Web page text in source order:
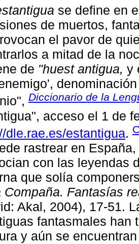
se define en
de muertos,
el pavor de
a mitad de la
de "huest antigua, y
Diccionario de la
acceso el 1 de
dle.rae.es/estantigua.
rastrear en
con las leyendas
que solía
Compaña. Fantasías
Akal, 2004), 17-51.
fantasmales han
y aún se